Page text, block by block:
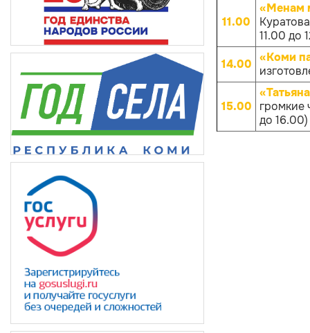
11.00
«Менам
11.00 до
14.00 «Коми
15.00
громкие
до 16.00)